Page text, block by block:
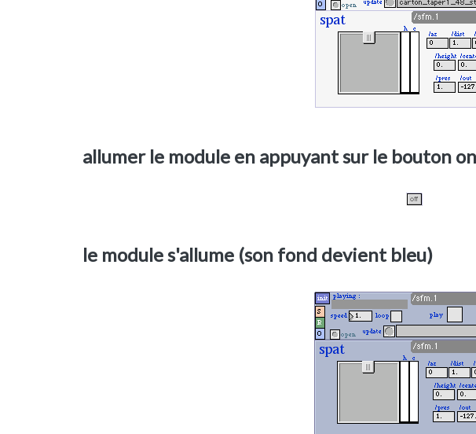
allumer le module en appuyant sur le bouton
le module s'allume (son fond devient bleu)